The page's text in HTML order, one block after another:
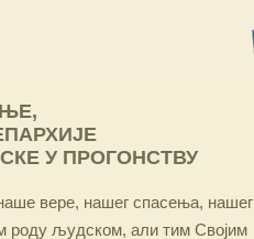
У ПРОГОНСТВУ
вере, нашег спасења, нашег
роду људском, али тим Својим